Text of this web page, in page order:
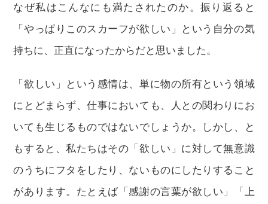
なぜ私はこんなにも満たされたのか。振り返ると
「やっぱりこのスカーフが欲しい」という自分の気
持ちに、正直になったからだと思いました。
「欲しい」という感情は、単に物の所有という領域
にとどまらず、仕事においても、人との関わりにお
いても生じるものではないでしょうか。しかし、と
もすると、私たちはその「欲しい」に対して無意識
のうちにフタをしたり、ないものにしたりすること
があります。たとえば「感謝の言葉が欲しい」「上